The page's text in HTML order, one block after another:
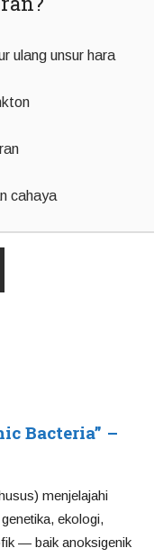
ulang unsur hara
cahaya
Bacteria” –
menjelajahi
ekologi,
— baik anoksigenik